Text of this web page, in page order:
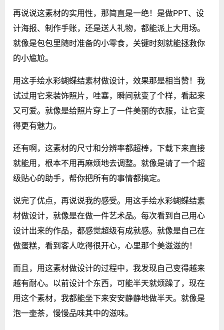
再说说这素材的实用性，那简直是一绝！是做PPT、设
计海报、制作手账，还是送人礼物，都能派上大用场。
就像是包包里随时准备的小零食，关键时刻就能拯救你
的小尴尬。
用这手绘水彩蝴蝶结素材做设计，效果那是相当赞！我
试过用它来装饰照片，哇塞，瞬间就变了个样，看起来
又可爱。就像是给照片穿上了一件美丽的衣服，让它变
得更有魅力。
还有啊，这素材的尺寸和分辨率都超棒，下载下来直接
就能用，根本不用再麻烦地去调整。就像是请了一个超
级贴心的助手，帮你把所有的事情都搞定。
说完了优点，再说说我的感受。用这手绘水彩蝴蝶结素
材做设计，就像是在做一件艺术品。每次看到自己用心
设计出来的作品，都感觉超级有成就感。就像是自己在
做蛋糕，看到客人吃得很开心，心里那个美滋滋的！
而且，用这素材做设计的过程中，我发现自己变得越来
越有耐心。以前设计个东西，可能半天就烦躁了，现在
用这个素材，我都能坐下来安安静静地做半天。就像是
泡一壶茶，慢慢品味其中的滋味。